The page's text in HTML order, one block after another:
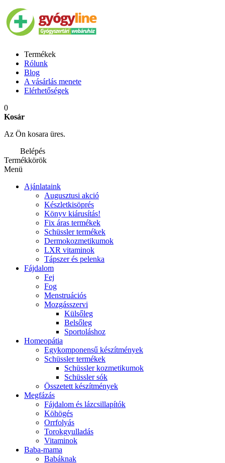
Termékek
Rólunk
Blog
A vásárlás menete
Elérhetőségek
0
Kosár
Az Ön kosara üres.
Belépés
Termékkörök
Menü
Ajánlataink
Augusztusi akció
Készletkisöprés
Könyv kiárusítás!
Fix áras termékek
Schüssler termékek
Dermokozmetikumok
LXR vitaminok
Tápszer és pelenka
Fájdalom
Fej
Fog
Menstruációs
Mozgásszervi
Külsőleg
Belsőleg
Sportoláshoz
Homeopátia
Egykomponensű készítmények
Schüssler termékek
Schüssler kozmetikumok
Schüssler sók
Összetett készítmények
Megfázás
Fájdalom és lázcsillapítók
Köhögés
Orrfolyás
Torokgyulladás
Vitaminok
Baba-mama
Babáknak